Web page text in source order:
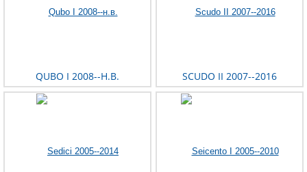
QUBO I 2008--Н.В. SCUDO II 2007--2016